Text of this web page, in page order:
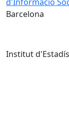
Barcelona
Institut